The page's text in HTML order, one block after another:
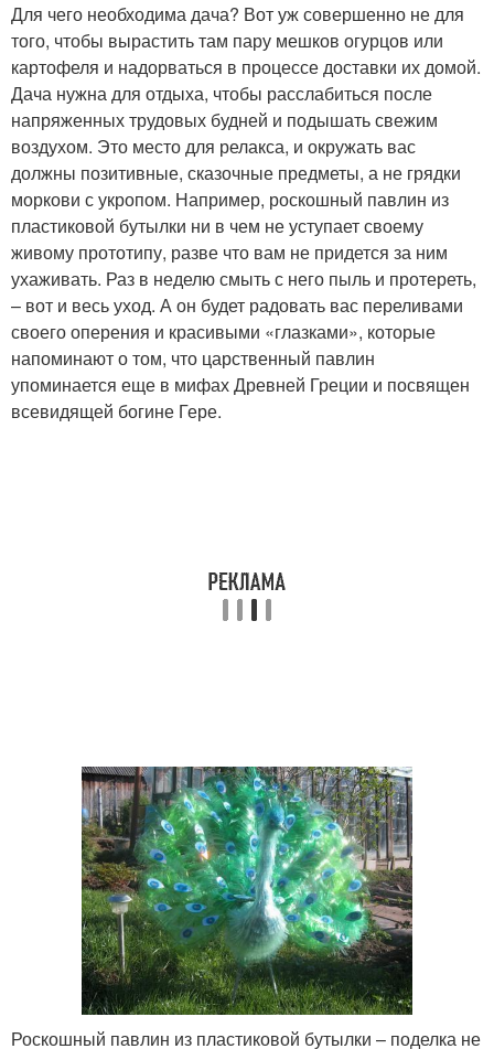
Для чего необходима дача? Вот уж совершенно не для
того, чтобы вырастить там пару мешков огурцов или
картофеля и надорваться в процессе доставки их домой.
Дача нужна для отдыха, чтобы расслабиться после
напряженных трудовых будней и подышать свежим
воздухом. Это место для релакса, и окружать вас
должны позитивные, сказочные предметы, а не грядки
моркови с укропом. Например, роскошный павлин из
пластиковой бутылки ни в чем не уступает своему
живому прототипу, разве что вам не придется за ним
ухаживать. Раз в неделю смыть с него пыль и протереть,
– вот и весь уход. А он будет радовать вас переливами
своего оперения и красивыми «глазками», которые
напоминают о том, что царственный павлин
упоминается еще в мифах Древней Греции и посвящен
всевидящей богине Гере.
Роскошный павлин из пластиковой бутылки – поделка не